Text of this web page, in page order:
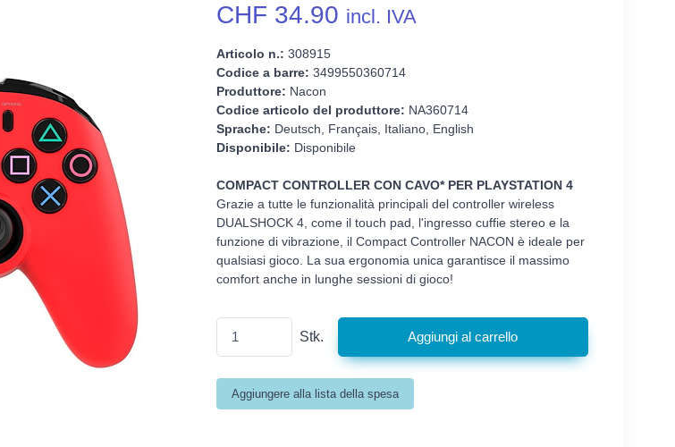
CHF 34.90 incl. IVA
Articolo n.: 308915
Codice a barre: 3499550360714
Produttore: Nacon
Codice articolo del produttore: NA360714
Sprache: Deutsch, Français, Italiano, English
Disponibile: Disponibile
COMPACT CONTROLLER CON CAVO* PER PLAYSTATION 4
Grazie a tutte le funzionalità principali del controller wireless
DUALSHOCK 4, come il touch pad, l'ingresso cuffie stereo e la
funzione di vibrazione, il Compact Controller NACON è ideale per
qualsiasi gioco. La sua ergonomia unica garantisce il massimo
comfort anche in lunghe sessioni di gioco!
Stk.